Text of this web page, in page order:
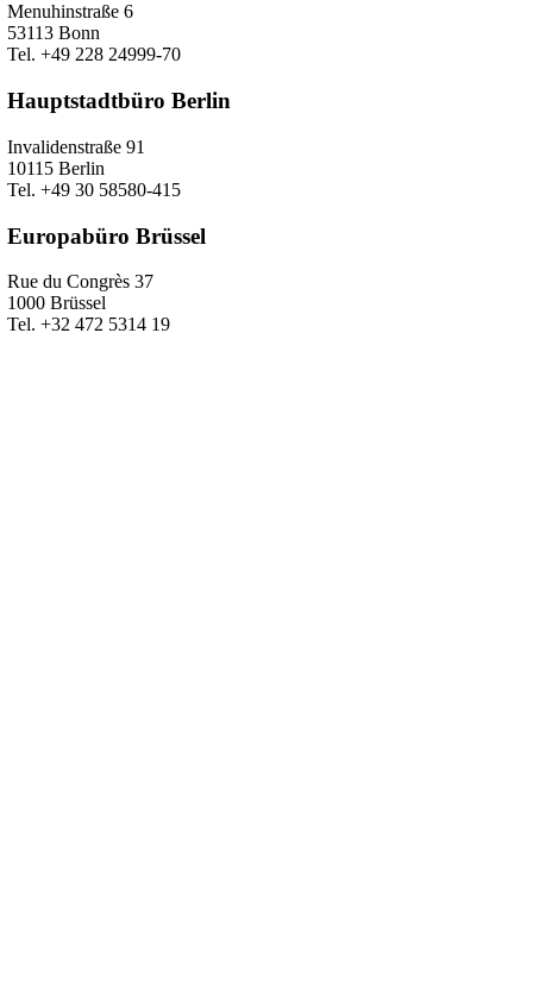
Menuhinstraße 6
53113 Bonn
Tel. +49 228 24999-70
Hauptstadtbüro Berlin
Invalidenstraße 91
10115 Berlin
Tel. +49 30 58580-415
Europabüro Brüssel
Rue du Congrès 37
1000 Brüssel
Tel. +32 472 5314 19